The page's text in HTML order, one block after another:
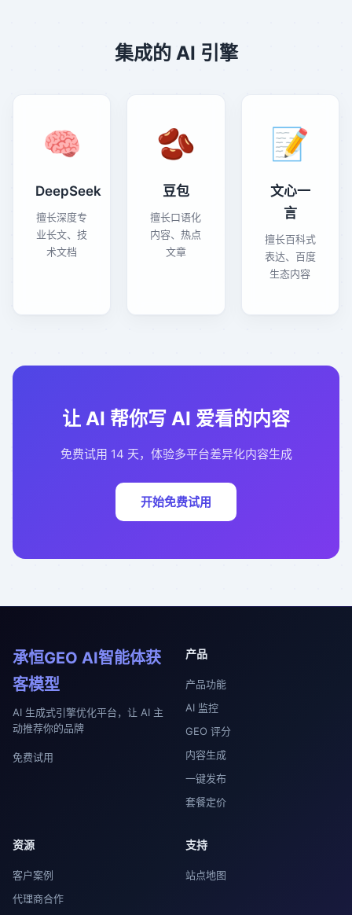
集成的 AI 引擎
🧠
DeepSeek
擅长深度专
业长文、技
术文档
🫘
豆包
擅长口语化
内容、热点
文章
📝
文心一
言
擅长百科式
表达、百度
生态内容
让 AI 帮你写 AI 爱看的内容
免费试用 14 天，体验多平台差异化内容生成
开始免费试用
承恒GEO AI智能体获
客模型
AI 生成式引擎优化平台，让 AI 主
动推荐你的品牌
免费试用
产品
产品功能
AI 监控
GEO 评分
内容生成
一键发布
套餐定价
资源
客户案例
代理商合作
支持
站点地图